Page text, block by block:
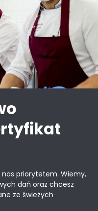
nas priorytetem. Wiemy,
dań oraz chcesz
ze świeżych